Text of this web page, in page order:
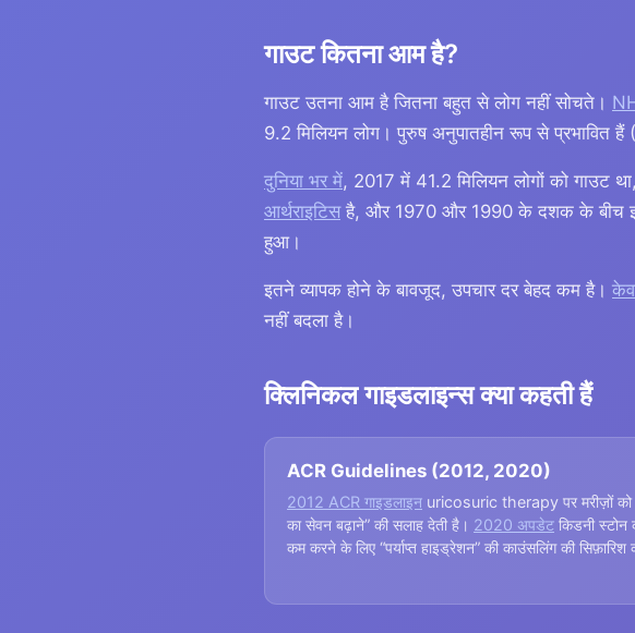
गाउट कितना आम है?
गाउट उतना आम है जितना बहुत से लोग नहीं सोचते।
9.2 मिलियन लोग। पुरुष अनुपातहीन रूप से प्रभावित
दुनिया भर में, 2017 में 41.2 मिलियन लोगों को गाउट
आर्थराइटिसहै, और 1970 और 1990 के दशक के बीच
हुआ।
इतने व्यापक होने के बावजूद, उपचार दर बेहद कम है।
नहीं बदला है।
क्लिनिकल गाइडलाइन्स क्या कहती हैं
ACR Guidelines (2012, 2020)
2012 ACR गाइडलाइन uricosuric therapy पर मरीज़ों को
का सेवन बढ़ाने” की सलाह देती है। 2020 अपडेट किडनी स्टोन
कम करने के लिए “पर्याप्त हाइड्रेशन” की काउंसलिंग की सिफ़ारिश